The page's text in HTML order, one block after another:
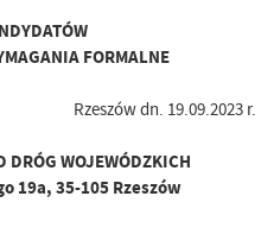
FORMALNE
Rzeszów dn. 19.09.2023 r.
DRÓG WOJEWÓDZKICH
19a, 35-105 Rzeszów